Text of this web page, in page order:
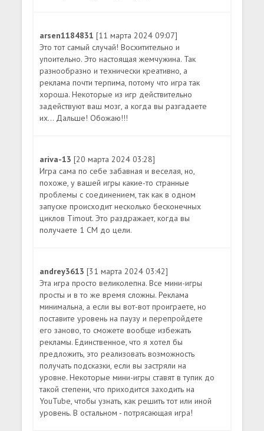
arsen1184831[11 марта 2024 09:07]
Это тот самый случай! Восхитительно и
упоительно. Это настоящая жемчужина. Так
разнообразно и технически креативно, а
реклама почти терпима, потому что игра так
хороша. Некоторые из игр действительно
задействуют ваш мозг, а когда вы разгадаете
их... Дальше! Обожаю!!!
ariva-13[20 марта 2024 03:28]
Игра сама по себе забавная и веселая, но,
похоже, у вашей игры какие-то странные
проблемы с соединением, так как в одном
запуске происходит несколько бесконечных
циклов Timout. Это раздражает, когда вы
получаете 1 СМ до цели.
andrey3613[31 марта 2024 03:42]
Эта игра просто великолепна. Все мини-игры
просты и в то же время сложны. Реклама
минимальна, а если вы вот-вот проиграете, но
поставите уровень на паузу и перепройдете
его заново, то сможете вообще избежать
рекламы. Единственное, что я хотел бы
предложить, это реализовать возможность
получать подсказки, если вы застряли на
уровне. Некоторые мини-игры ставят в тупик до
такой степени, что приходится заходить на
YouTube, чтобы узнать, как решить тот или иной
уровень. В остальном - потрясающая игра!